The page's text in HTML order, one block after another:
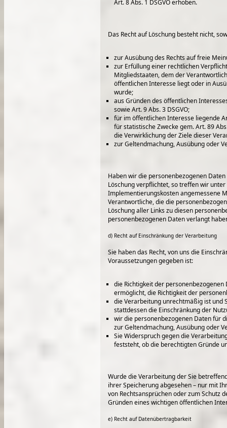
Art. 8 Abs. 1 DSGVO erhoben.
Das Recht auf Löschung besteht nicht,
zur Ausübung des Rechts auf freie
zur Erfüllung einer rechtlichen
Mitgliedstaaten, dem der
öffentlichen Interesse liegt oder in
wurde;
aus Gründen des öffentlichen
sowie Art. 9 Abs. 3 DSGVO;
für im öffentlichen Interesse liegende
für statistische Zwecke gem. Art. 89
die Verwirklichung der Ziele dieser
zur Geltendmachung, Ausübung oder
Haben wir die personenbezogenen
Löschung verpflichtet, so treffen wir
Implementierungskosten angemessene
Verantwortliche, die die
Löschung aller Links zu diesen
personenbezogenen Daten verlangt
d) Recht auf Einschränkung der Verarbeitung
Sie haben das Recht, von uns die
Voraussetzungen gegeben ist:
die Richtigkeit der
ermöglicht, die Richtigkeit der
die Verarbeitung unrechtmäßig ist und
stattdessen die Einschränkung der
wir die personenbezogenen Daten für
zur Geltendmachung, Ausübung oder
Sie Widerspruch gegen die
feststeht, ob die berechtigten Gründe
Wurde die Verarbeitung der Sie
ihrer Speicherung abgesehen – nur mit
von Rechtsansprüchen oder zum Schutz
Gründen eines wichtigen öffentlichen
e) Recht auf Datenübertragbarkeit